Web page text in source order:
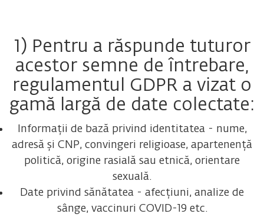
1) Pentru a răspunde tuturor
acestor semne de întrebare,
regulamentul GDPR a vizat o
gamă largă de date colectate:
Informații de bază privind identitatea - nume,
adresă și CNP, convingeri religioase, apartenență
politică, origine rasială sau etnică, orientare
sexuală.
Date privind sănătatea - afecțiuni, analize de
sânge, vaccinuri COVID-19 etc.